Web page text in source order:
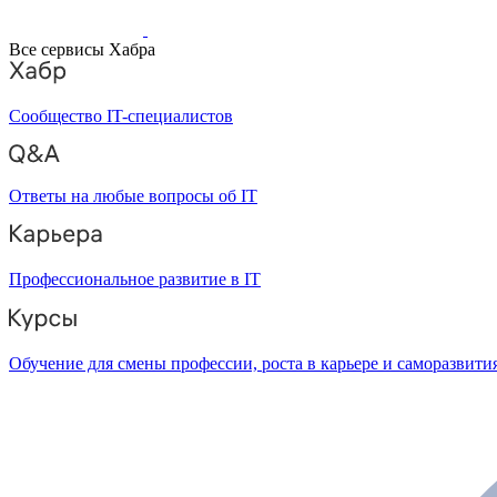
Все сервисы Хабра
Сообщество IT-специалистов
Ответы на любые вопросы об IT
Профессиональное развитие в IT
Обучение для смены профессии, роста в карьере и